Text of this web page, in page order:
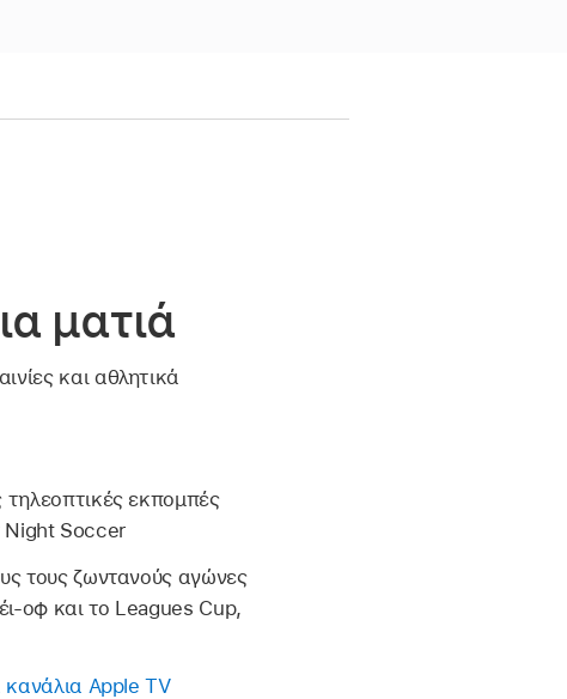
ματιά
και αθλητικά
εκπομπές
Night Soccer
τους ζωντανούς αγώνες
οφ και το Leagues Cup,
Apple TV